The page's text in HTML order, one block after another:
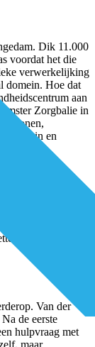
Dik 11.000
voordat het die
verwerkelijking
domein. Hoe dat
aan
Zorgbalie in
wonen,
gezin en
je, zoals
noemt. “Het
of oud-
het eerste
professional,
lage
Van der
de eerste
hulpvraag met
maar